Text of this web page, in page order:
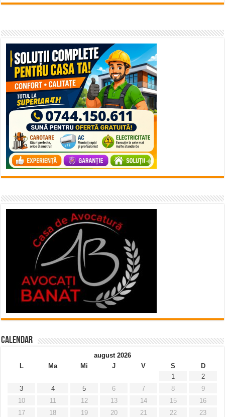
Calendar
august 2026
L
Ma Mi J V S
D
1
2
3
4 5 6 7 8
9
10
11 12 13 14 15
16
17
18 19 20 21 22
23